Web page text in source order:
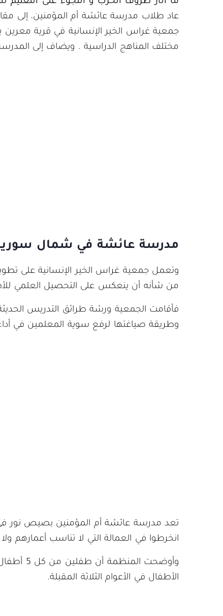
جمعية غراس الخير الإنسانية في قرية معرين
مختلف المناهج الدراسية . ويضاف إلى
مدرسة عائشة في شمال
وتعمل جمعية غراس الخير الإنسانية على
من شأنه أن ينعكس على التحصيل العلمي
فأقامت الجمعية ورشة طرائق التدريس
وطريقة صياغتها لرفع سوية المعلمين في
انخرطوا في العمالة التي لا تناسب
الأطفال في الأعوام الثلاثة المقبلة.